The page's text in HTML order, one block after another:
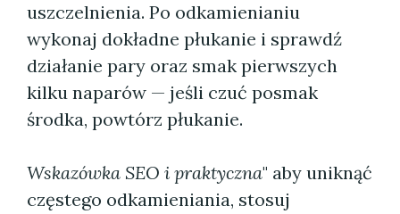
uszczelnienia. Po odkamienianiu
wykonaj dokładne płukanie i sprawdź
działanie pary oraz smak pierwszych
kilku naparów — jeśli czuć posmak
środka, powtórz płukanie.
Wskazówka SEO i praktyczna" aby uniknąć
częstego odkamieniania, stosuj